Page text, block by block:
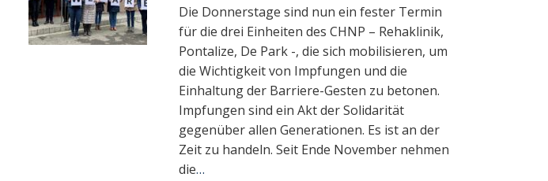
Die Donnerstage sind nun ein fester Termin
für die drei Einheiten des CHNP – Rehaklinik,
Pontalize, De Park -, die sich mobilisieren, um
die Wichtigkeit von Impfungen und die
Einhaltung der Barriere-Gesten zu betonen.
Impfungen sind ein Akt der Solidarität
gegenüber allen Generationen. Es ist an der
Zeit zu handeln. Seit Ende November nehmen
die…